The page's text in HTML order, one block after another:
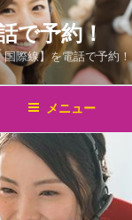
で予約！
際線】を電話で予約！
メニュー